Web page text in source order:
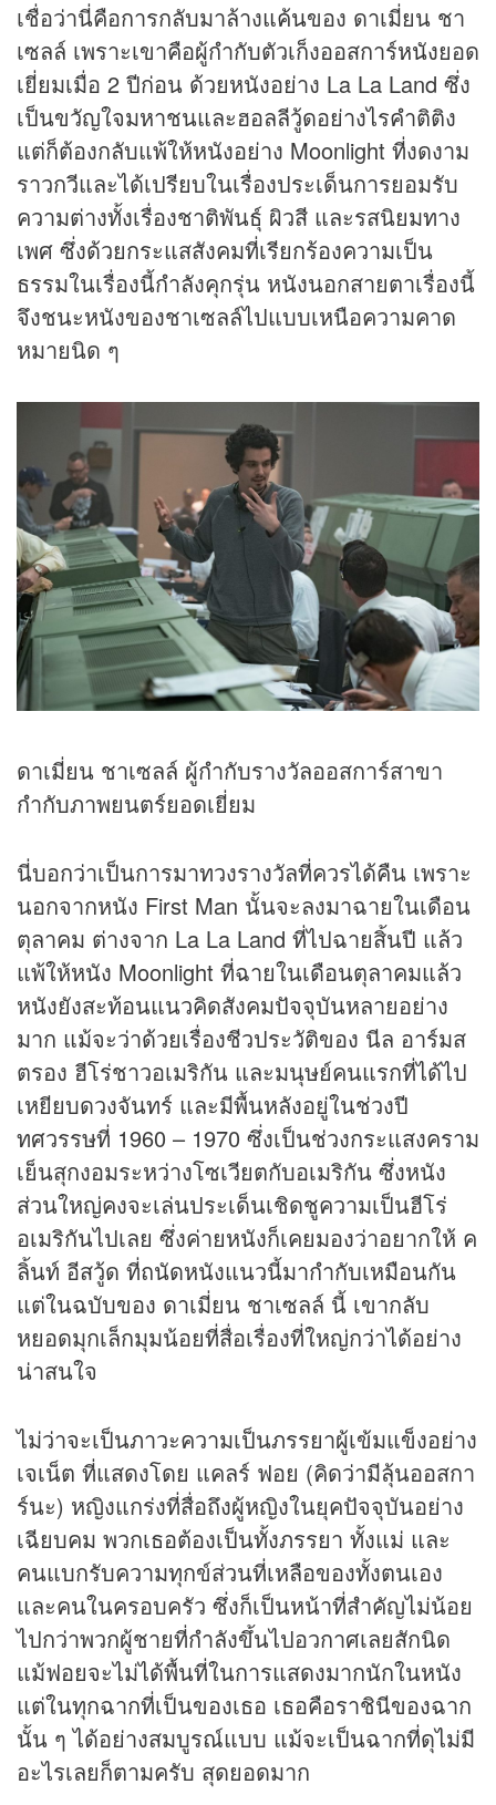
เชื่อว่านี่คือการกลับมาล้างแค้นของ ดาเมี่ยน ชา
เซลล์ เพราะเขาคือผู้กำกับตัวเก็งออสการ์หนังยอด
เยี่ยมเมื่อ 2 ปีก่อน ด้วยหนังอย่าง La La Land ซึ่ง
เป็นขวัญใจมหาชนและฮอลลีวู้ดอย่างไรคำติติง
แต่ก็ต้องกลับแพ้ให้หนังอย่าง Moonlight ที่งดงาม
ราวกวีและได้เปรียบในเรื่องประเด็นการยอมรับ
ความต่างทั้งเรื่องชาติพันธุ์ ผิวสี และรสนิยมทาง
เพศ ซึ่งด้วยกระแสสังคมที่เรียกร้องความเป็น
ธรรมในเรื่องนี้กำลังคุกรุ่น หนังนอกสายตาเรื่องนี้
จึงชนะหนังของชาเซลล์ไปแบบเหนือความคาด
หมายนิด ๆ
ดาเมี่ยน ชาเซลล์ ผู้กำกับรางวัลออสการ์สาขา
กำกับภาพยนตร์ยอดเยี่ยม
นี่บอกว่าเป็นการมาทวงรางวัลที่ควรได้คืน เพราะ
นอกจากหนัง First Man นั้นจะลงมาฉายในเดือน
ตุลาคม ต่างจาก La La Land ที่ไปฉายสิ้นปี แล้ว
แพ้ให้หนัง Moonlight ที่ฉายในเดือนตุลาคมแล้ว
หนังยังสะท้อนแนวคิดสังคมปัจจุบันหลายอย่าง
มาก แม้จะว่าด้วยเรื่องชีวประวัติของ นีล อาร์มส
ตรอง ฮีโร่ชาวอเมริกัน และมนุษย์คนแรกที่ได้ไป
เหยียบดวงจันทร์ และมีพื้นหลังอยู่ในช่วงปี
ทศวรรษที่ 1960 – 1970 ซึ่งเป็นช่วงกระแสงคราม
เย็นสุกงอมระหว่างโซเวียตกับอเมริกัน ซึ่งหนัง
ส่วนใหญ่คงจะเล่นประเด็นเชิดชูความเป็นฮีโร่
อเมริกันไปเลย ซึ่งค่ายหนังก็เคยมองว่าอยากให้ ค
ลิ้นท์ อีสวู้ด ที่ถนัดหนังแนวนี้มากำกับเหมือนกัน
แต่ในฉบับของ ดาเมี่ยน ชาเซลล์ นี้ เขากลับ
หยอดมุกเล็กมุมน้อยที่สื่อเรื่องที่ใหญ่กว่าได้อย่าง
น่าสนใจ
ไม่ว่าจะเป็นภาวะความเป็นภรรยาผู้เข้มแข็งอย่าง
เจเน็ต ที่แสดงโดย แคลร์ ฟอย (คิดว่ามีลุ้นออสกา
ร์นะ) หญิงแกร่งที่สื่อถึงผู้หญิงในยุคปัจจุบันอย่าง
เฉียบคม พวกเธอต้องเป็นทั้งภรรยา ทั้งแม่ และ
คนแบกรับความทุกข์ส่วนที่เหลือของทั้งตนเอง
และคนในครอบครัว ซึ่งก็เป็นหน้าที่สำคัญไม่น้อย
ไปกว่าพวกผู้ชายที่กำลังขึ้นไปอวกาศเลยสักนิด
แม้ฟอยจะไม่ได้พื้นที่ในการแสดงมากนักในหนัง
แต่ในทุกฉากที่เป็นของเธอ เธอคือราชินีของฉาก
นั้น ๆ ได้อย่างสมบูรณ์แบบ แม้จะเป็นฉากที่ดุไม่มี
อะไรเลยก็ตามครับ สุดยอดมาก